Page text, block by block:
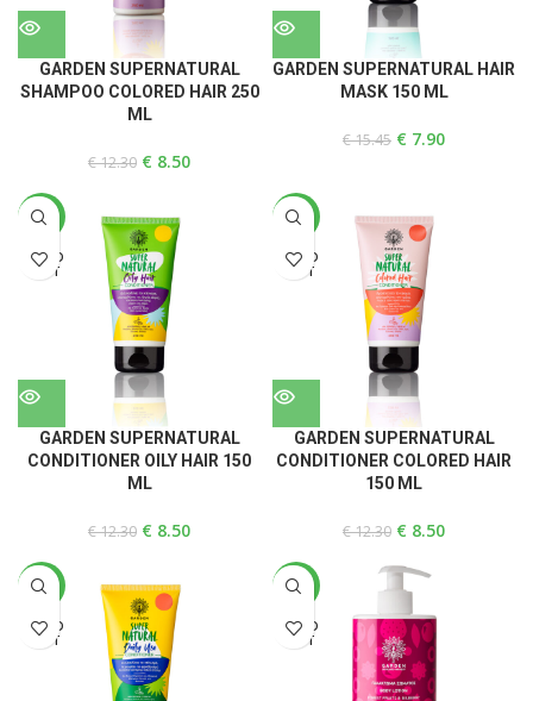
GARDEN SUPERNATURAL
SHAMPOO COLORED HAIR 250
ML
€12.30 € 8.50
GARDEN SUPERNATURAL HAIR
MASK 150 ML
€15.45 € 7.90
-31%
SOLD
OUT
GARDEN SUPERNATURAL
CONDITIONER OILY HAIR 150
ML
€12.30 € 8.50
-31%
SOLD
OUT
GARDEN SUPERNATURAL
CONDITIONER COLORED HAIR
150 ML
€12.30 € 8.50
-31%
SOLD
OUT
-29%
SOLD
OUT